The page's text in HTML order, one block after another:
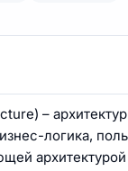
–
логика,